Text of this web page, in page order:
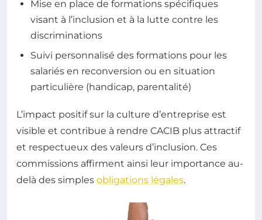
Mise en place de formations spécifiques
visant à l’inclusion et à la lutte contre les
discriminations
Suivi personnalisé des formations pour les
salariés en reconversion ou en situation
particulière (handicap, parentalité)
L’impact positif sur la culture d’entreprise est
visible et contribue à rendre CACIB plus attractif
et respectueux des valeurs d’inclusion. Ces
commissions affirment ainsi leur importance au-
delà des simples obligations légales.